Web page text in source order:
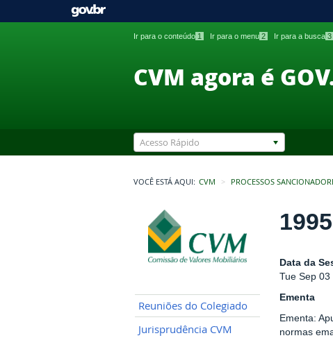
Ir para o conteúdo 1 Ir para o menu 2 Ir para a busca 3
CVM agora é
Acesso Rápido
VOCÊ ESTÁ AQUI: CVM PROCESSOS
Reuniões do Colegiado
Jurisprudência CVM
Data da
Tue Sep
Ementa
Ementa:
normas